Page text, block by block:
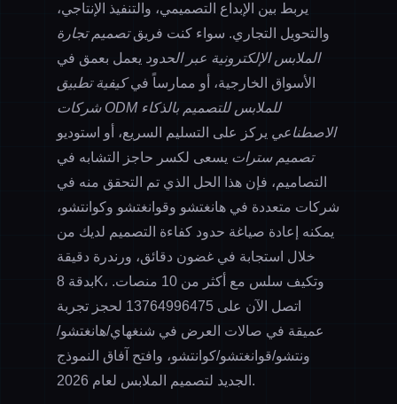
يربط بين الإبداع التصميمي، والتنفيذ الإنتاجي،
والتحويل التجاري. سواء كنت فريقتصميم تجارة
الملابس الإلكترونية عبر الحدود يعمل بعمق في
الأسواق الخارجية، أو ممارساً فيكيفية تطبيق
شركات ODM للملابس للتصميم بالذكاء
الاصطناعي يركز على التسليم السريع، أو استوديو
تصميم سترات يسعى لكسر حاجز التشابه في
التصاميم، فإن هذا الحل الذي تم التحقق منه في
شركات متعددة في هانغتشو وقوانغتشو وكوانتشو،
يمكنه إعادة صياغة حدود كفاءة التصميم لديك من
خلال استجابة في غضون دقائق، ورندرة دقيقة
بدقة 8K، وتكيف سلس مع أكثر من 10 منصات.
اتصل الآن على 13764996475 لحجز تجربة
عميقة في صالات العرض في شنغهاي/هانغتشو/
ونتشو/قوانغتشو/كوانتشو، وافتح آفاق النموذج
الجديد لتصميم الملابس لعام 2026.